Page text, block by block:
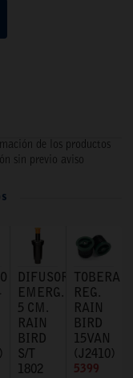
de los productos
sin previo aviso
DIFUSOR
EMERG.
5 CM.
RAIN
BIRD
S/T
1802
TOBERA
REG.
RAIN
BIRD
15VAN
(J2410)
5399